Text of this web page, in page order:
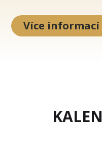
Více informací